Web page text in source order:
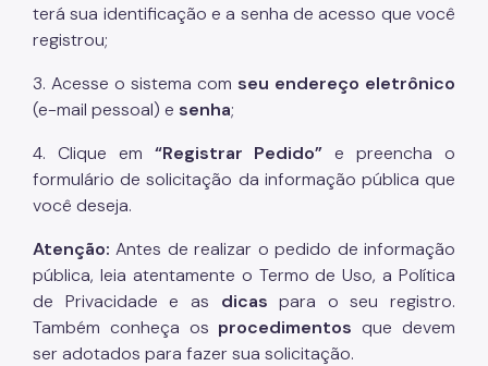
terá sua identificação e a senha de acesso que você
registrou;
3. Acesse o sistema com seu endereço eletrônico
(e-mail pessoal) e senha;
4. Clique em “Registrar Pedido” e preencha o
formulário de solicitação da informação pública que
você deseja.
Atenção: Antes de realizar o pedido de informação
pública, leia atentamente o Termo de Uso, a Política
de Privacidade e as dicaspara o seu registro.
Também conheça os procedimentosque devem
ser adotados para fazer sua solicitação.